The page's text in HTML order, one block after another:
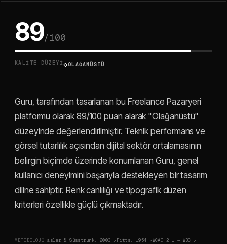
89/100
KALITE DÜZEYI◇OLAĞANÜSTÜ
Guru, tarafından tasarlanan bu Freelance Pazaryeri
platformu olarak 89/100 puan alarak "Olağanüstü"
düzeyinde değerlendirilmiştir. Teknik performans ve
görsel tutarlılık açısından dijital sektör ortalamasının
belirgin biçimde üzerinde konumlanan Guru, genel
kullanıcı deneyimini başarıyla destekleyen bir tasarım
diline sahiptir. Renk canlılığı ve tipografik düzen
kriterleri özellikle güçlü çıkmaktadır.
METODOLOJIHasler & Süsstrunk, 2003 ↗Fitts, 1954 ↗WCAG 2.1 — W3C ↗